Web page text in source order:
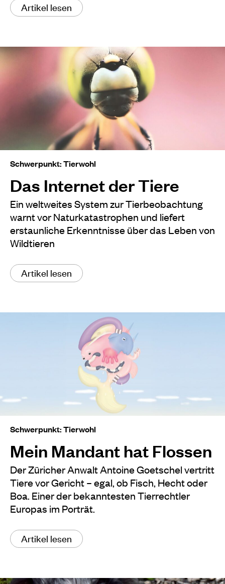
Artikel lesen
Schwerpunkt: Tierwohl
Das Internet der Tiere
Ein weltweites System zur Tierbeobachtung
warnt vor Naturkatastrophen und liefert
erstaunliche Erkenntnisse über das Leben von
Wildtieren
Artikel lesen
Schwerpunkt: Tierwohl
Mein Mandant hat Flossen
Der Züricher Anwalt Antoine Goetschel vertritt
Tiere vor Gericht – egal, ob Fisch, Hecht oder
Boa. Einer der bekanntesten Tierrechtler
Europas im Porträt.
Artikel lesen